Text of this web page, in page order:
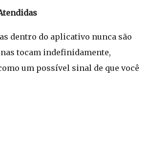
dentro do aplicativo nunca são
tocam indefinidamente,
um possível sinal de que você